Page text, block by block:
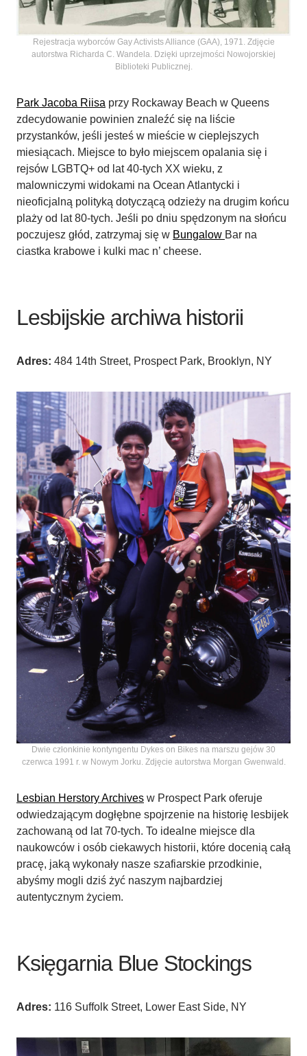
Rejestracja wyborców Gay Activists Alliance (GAA), 1971. Zdjęcie
autorstwa Richarda C. Wandela. Dzięki uprzejmości Nowojorskiej
Biblioteki Publicznej.
Park Jacoba Riisa przy Rockaway Beach w Queens
zdecydowanie powinien znaleźć się na liście
przystanków, jeśli jesteś w mieście w cieplejszych
miesiącach. Miejsce to było miejscem opalania się i
rejsów LGBTQ+ od lat 40-tych XX wieku, z
malowniczymi widokami na Ocean Atlantycki i
nieoficjalną polityką dotyczącą odzieży na drugim końcu
plaży od lat 80-tych. Jeśli po dniu spędzonym na słońcu
poczujesz głód, zatrzymaj się w Bungalow Bar na
ciastka krabowe i kulki mac n’ cheese.
Lesbijskie archiwa historii
Adres: 484 14th Street, Prospect Park, Brooklyn, NY
Dwie członkinie kontyngentu Dykes on Bikes na marszu gejów 30
czerwca 1991 r. w Nowym Jorku. Zdjęcie autorstwa Morgan Gwenwald.
Lesbian Herstory Archives w Prospect Park oferuje
odwiedzającym dogłębne spojrzenie na historię lesbijek
zachowaną od lat 70-tych. To idealne miejsce dla
naukowców i osób ciekawych historii, które docenią całą
pracę, jaką wykonały nasze szafiarskie przodkinie,
abyśmy mogli dziś żyć naszym najbardziej
autentycznym życiem.
Księgarnia Blue Stockings
Adres: 116 Suffolk Street, Lower East Side, NY